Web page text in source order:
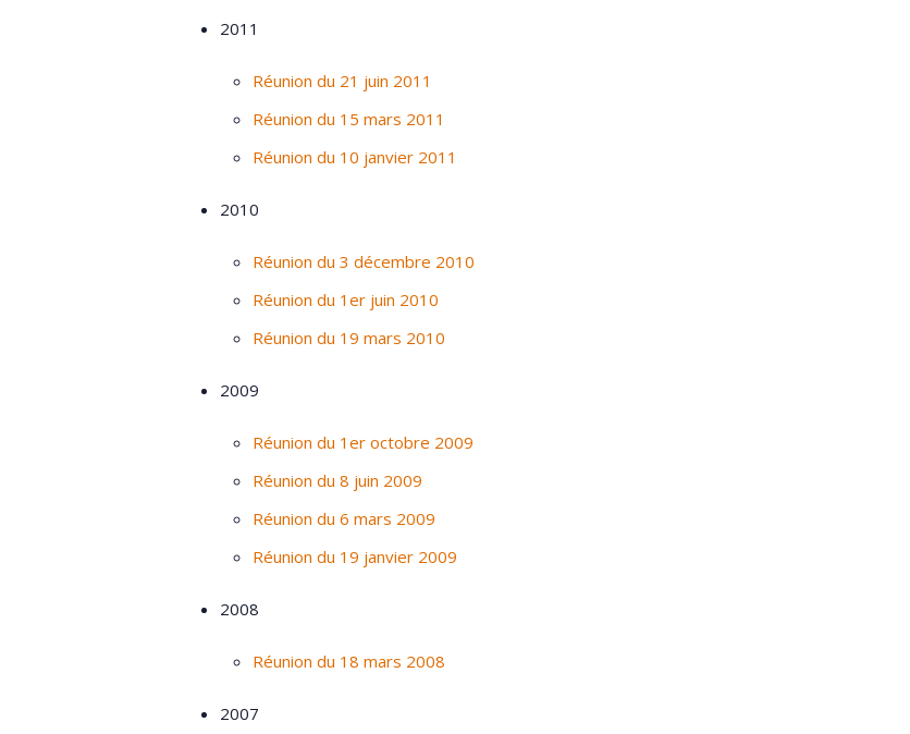
2011
Réunion du 21 juin 2011
Réunion du 15 mars 2011
Réunion du 10 janvier 2011
2010
Réunion du 3 décembre 2010
Réunion du 1er juin 2010
Réunion du 19 mars 2010
2009
Réunion du 1er octobre 2009
Réunion du 8 juin 2009
Réunion du 6 mars 2009
Réunion du 19 janvier 2009
2008
Réunion du 18 mars 2008
2007